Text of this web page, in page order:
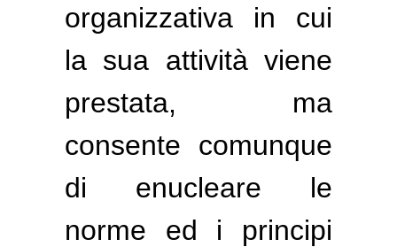
organizzativa in cui
la sua attività viene
prestata, ma
consente comunque
di enucleare le
norme ed i principi